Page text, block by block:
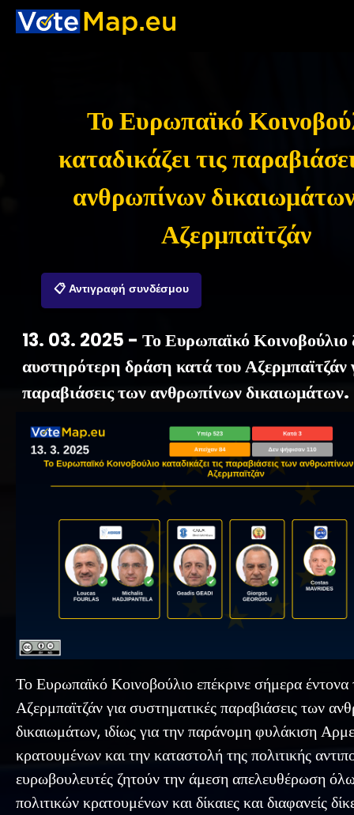
Το Ευρωπαϊκό
καταδικάζει τις
ανθρωπίνων
Αζερμπαϊτζάν
📋 Αντιγραφή συνδέσμου
13. 03. 2025 - Το Ευρωπαϊκό Κοινοβούλιο
αυστηρότερη δράση κατά του Αζερμπαϊτζάν
παραβιάσεις των ανθρωπίνων δικαιωμάτων.
Το Ευρωπαϊκό Κοινοβούλιο επέκρινε σήμερα έντονα
Αζερμπαϊτζάν για συστηματικές παραβιάσεις των
δικαιωμάτων, ιδίως για την παράνομη φυλάκιση
κρατουμένων και την καταστολή της πολιτικής
ευρωβουλευτές ζητούν την άμεση απελευθέρωση
πολιτικών κρατουμένων και δίκαιες και διαφανείς